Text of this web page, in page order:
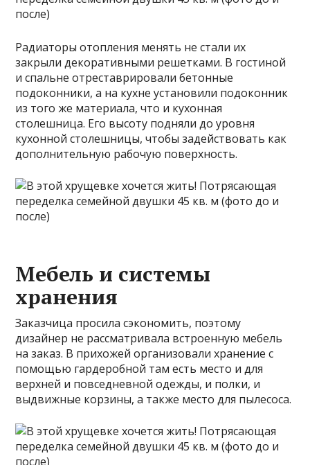
Радиаторы отопления менять не стали их
закрыли декоративными решетками. В гостиной
и спальне отреставрировали бетонные
подоконники, а на кухне установили подоконник
из того же материала, что и кухонная
столешница. Его высоту подняли до уровня
кухонной столешницы, чтобы задействовать как
дополнительную рабочую поверхность.
Мебель и системы
хранения
Заказчица просила сэкономить, поэтому
дизайнер не рассматривала встроенную мебель
на заказ. В прихожей организовали хранение с
помощью гардеробной там есть место и для
верхней и повседневной одежды, и полки, и
выдвижные корзины, а также место для пылесоса.